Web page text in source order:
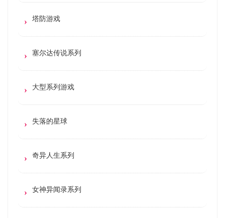
塔防游戏
塞尔达传说系列
大型系列游戏
失落的星球
奇异人生系列
女神异闻录系列